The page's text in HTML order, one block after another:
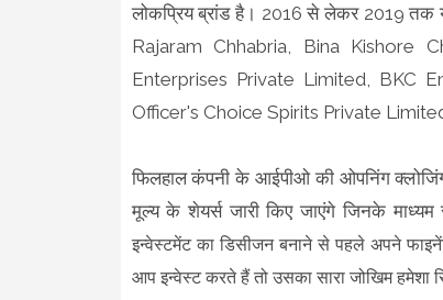
लोकप्रिय ब्रांड है। 2016 से लेकर 2019 तक
Rajaram Chhabria, Bina Kishore
Enterprises Private Limited, BKC
Officer's Choice Spirits Private Limited
फिलहाल कंपनी के आईपीओ की ओपनिंग क्लोजिंग
मूल्य के शेयर्स जारी किए जाएंगे जिनके
इन्वेस्टमेंट का डिसीजन बनाने से पहले अपने
आप इन्वेस्ट करते हैं तो उसका सारा जोखिम हमेशा